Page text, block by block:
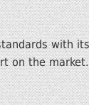
with
on the